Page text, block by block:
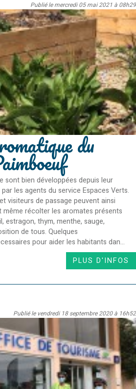
du
sont bien développées depuis leur
les agents du service Espaces Verts.
visiteurs de passage peuvent ainsi
récolter les aromates présents
estragon, thym, menthe, sauge,
de tous. Quelques
pour aider les habitants dan...
Publié le mercredi 05 mai 2021 à 08h29
PLUS D'INFOS
Publié le vendredi 18 septembre 2020 à 16h52